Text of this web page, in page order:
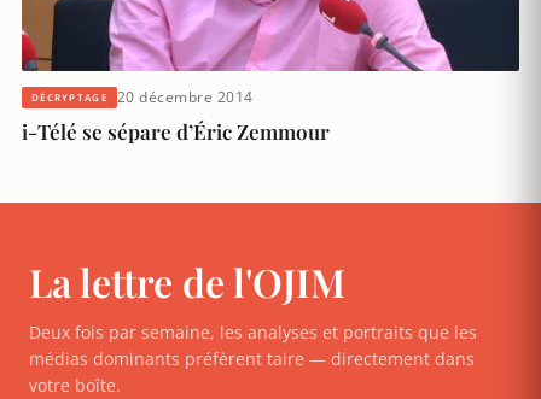
DÉCRYPTAGE 20 décembre 2014
i-Télé se sépare d’Éric Zemmour
La lettre de l'OJIM
Deux fois par semaine, les analyses et portraits que les
médias dominants préfèrent taire — directement dans
votre boîte.